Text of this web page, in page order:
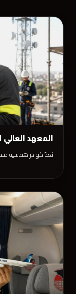
المعهد العالي
يُعِدّ كوادر هندسية